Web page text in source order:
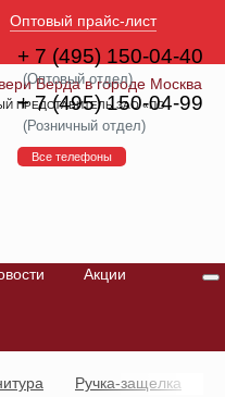
Оптовый прайс-лист
ПРЕДСТАВИТЕЛЬ ЗАО «ПО
+ 7 (495) 150-04-40
(Оптовый отдел)
+ 7 (495) 150-04-99
(Розничный отдел)
Все телефоны
Акции
Ручка-защелка